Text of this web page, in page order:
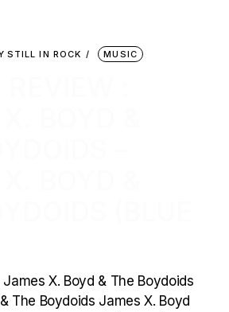
STILL IN ROCK MUSIC
X. Boyd & The Boydoids
The Boydoids James X. Boyd